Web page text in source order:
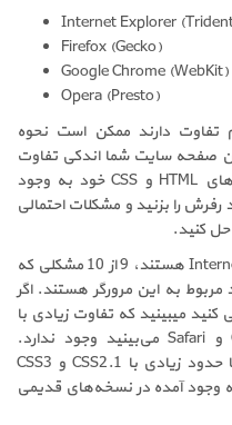
Internet Explorer
Firefox (Gecko)
Google Chrome (WebKit)
Opera (Presto)
تفاوت دارند ممکن است نحوه
صفحه سایت شما اندکی تفاوت
HTML و CSSخود به وجود
رفرش را بزنید و مشکلات احتمالی
کنید.
هستند، 9 از 10 مشکلی که
به این مرورگر هستند. اگر
کنید میبینید که تفاوت زیادی با
و Safari می‌بینید وجود ندارد.
CSS2.1 و CSS3
وجود آمده در نسخه‌های قدیمی